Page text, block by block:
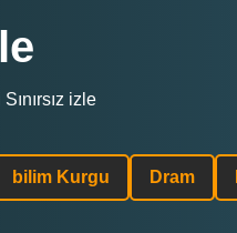
izle
bilim Kurgu Dram